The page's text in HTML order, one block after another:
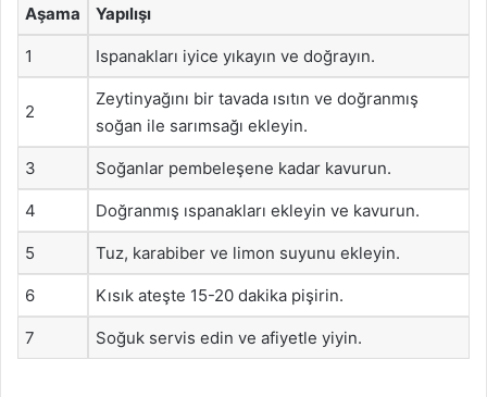
Aşama Yapılışı
1 Ispanakları iyice yıkayın ve doğrayın.
2
Zeytinyağını bir tavada ısıtın ve doğranmış
soğan ile sarımsağı ekleyin.
3 Soğanlar pembeleşene kadar kavurun.
4 Doğranmış ıspanakları ekleyin ve kavurun.
5 Tuz, karabiber ve limon suyunu ekleyin.
6 Kısık ateşte 15-20 dakika pişirin.
7 Soğuk servis edin ve afiyetle yiyin.